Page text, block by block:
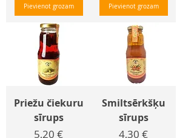
Pievienot grozam Pievienot grozam
Priežu čiekuru
sīrups
Cena
5,20 €
Smiltsērkšķu
sīrups
Cena
4,30 €